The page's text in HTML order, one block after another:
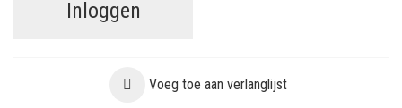
Inloggen
Voeg toe aan verlanglijst